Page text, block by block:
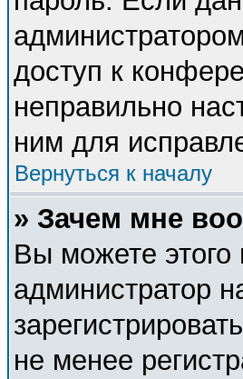
доступ к
неправильно
ним для
Вернуться к началу
» Зачем мне
Вы можете этого
администратор
не менее